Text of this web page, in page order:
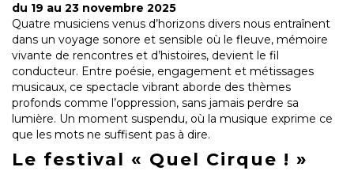
du 19 au 23 novembre 2025
Quatre musiciens venus d’horizons divers nous entraînent
dans un voyage sonore et sensible où le fleuve, mémoire
vivante de rencontres et d’histoires, devient le fil
conducteur. Entre poésie, engagement et métissages
musicaux, ce spectacle vibrant aborde des thèmes
profonds comme l’oppression, sans jamais perdre sa
lumière. Un moment suspendu, où la musique exprime ce
que les mots ne suffisent pas à dire.
Le festival « Quel Cirque ! »